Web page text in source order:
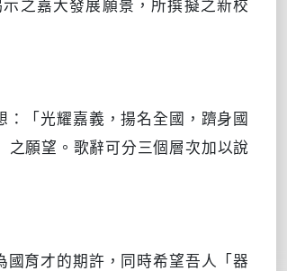
之嘉大發展願景，所撰擬之新校
「光耀嘉義，揚名全國，躋身國
之願望。歌辭可分三個層次加以說
育才的期許，同時希望吾人「器